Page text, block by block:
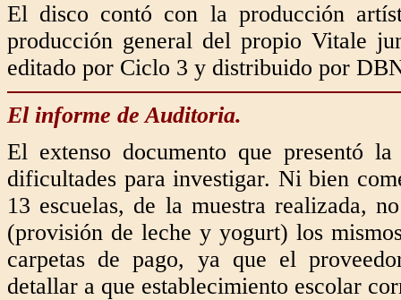
El disco contó con la producción
producción general del propio Vitale
editado por Ciclo 3 y distribuido por
El informe de Auditoria.
El extenso documento que presentó
dificultades para investigar. Ni bien
13 escuelas, de la muestra realizada,
(provisión de leche y yogurt) los
carpetas de pago, ya que el
detallar a que establecimiento escolar